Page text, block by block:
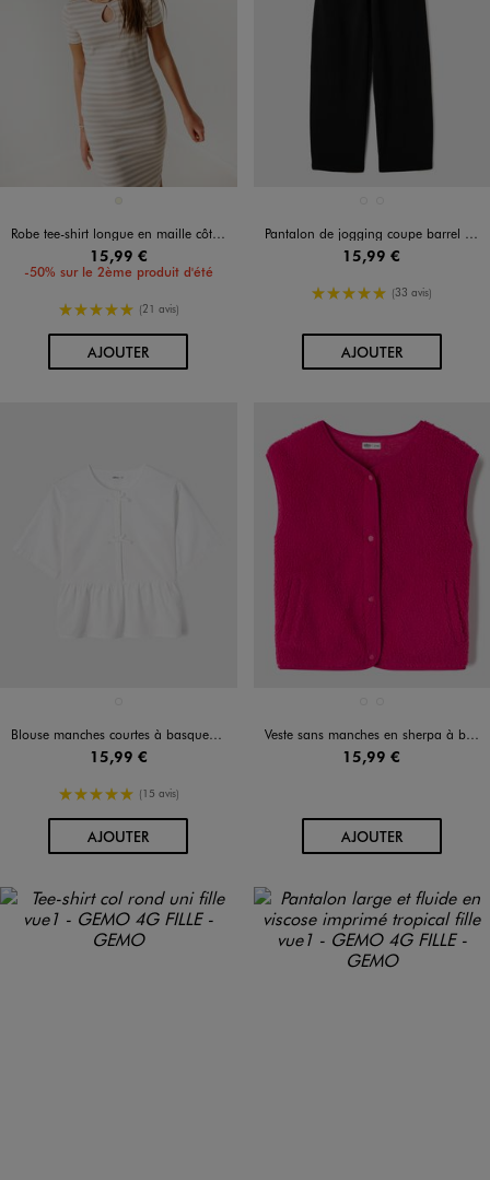
Robe tee-shirt longue en maille côtelée rayée fille
15,99 €
-50% sur le 2ème produit d'été
5/5 de moyenne
(21 avis)
AJOUTERAU PANIER
Pantalon de jogging coupe barrel fille
15,99 €
5/5 de moyenne
(33 avis)
AJOUTERAU PANIER
Blouse manches courtes à basque en coton fille
15,99 €
5/5 de moyenne
(15 avis)
AJOUTERAU PANIER
Veste sans manches en sherpa à boutons pression fille
15,99 €
AJOUTERAU PANIER